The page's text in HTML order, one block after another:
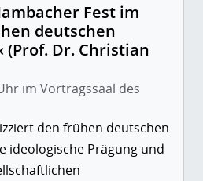
Fest im
deutschen
Dr. Christian
im Vortragssaal des
den frühen deutschen
ideologische Prägung und